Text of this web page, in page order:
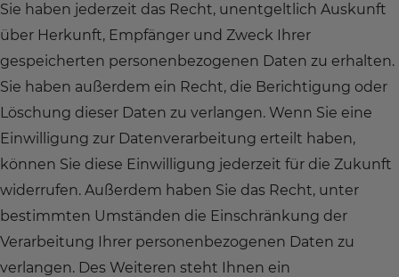
Sie haben jederzeit das Recht, unentgeltlich Auskunft
über Herkunft, Empfänger und Zweck Ihrer
gespeicherten personenbezogenen Daten zu erhalten.
Sie haben außerdem ein Recht, die Berichtigung oder
Löschung dieser Daten zu verlangen. Wenn Sie eine
Einwilligung zur Datenverarbeitung erteilt haben,
können Sie diese Einwilligung jederzeit für die Zukunft
widerrufen. Außerdem haben Sie das Recht, unter
bestimmten Umständen die Einschränkung der
Verarbeitung Ihrer personenbezogenen Daten zu
verlangen. Des Weiteren steht Ihnen ein